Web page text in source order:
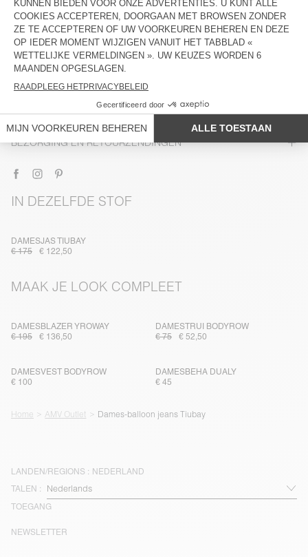
BESCHRIJVING
MAAT EN PASVORM
BEZORGING EN RETOURZENDINGEN
IN DEZELFDE STOF
DAMESJAS TIUBAY
€ 175
€ 122,50
MAAK JE LOOK COMPLEET
DAMESBLAZER YROWAY
€ 195
€ 136,50
DAMESTRUI BODYROW
€ 75
€ 52,50
DAMESVEST BODYROW
€ 100
DAMESBEHA DUALY
€ 45
Home AMV Outlet Dames-balloon jeans Tiubay
LANDEN/REGIONS : NEDERLAND
TALEN :
TOEGANG
NEWSLETTER